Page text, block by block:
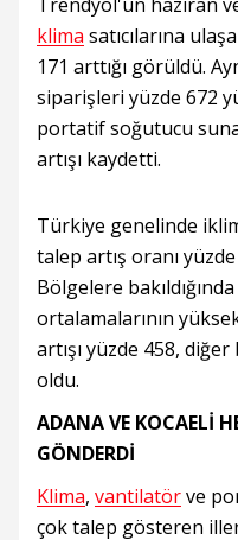
klima satıcılarına
171 arttığı görüldü.
siparişleri yüzde 672
portatif soğutucu
artışı kaydetti.
Türkiye genelinde
talep artış oranı
Bölgelere
ortalamalarının
artışı yüzde 458,
oldu.
ADANA VE KOCAELİ
GÖNDERDİ
Klima, vantilatörve
çok talep gösteren